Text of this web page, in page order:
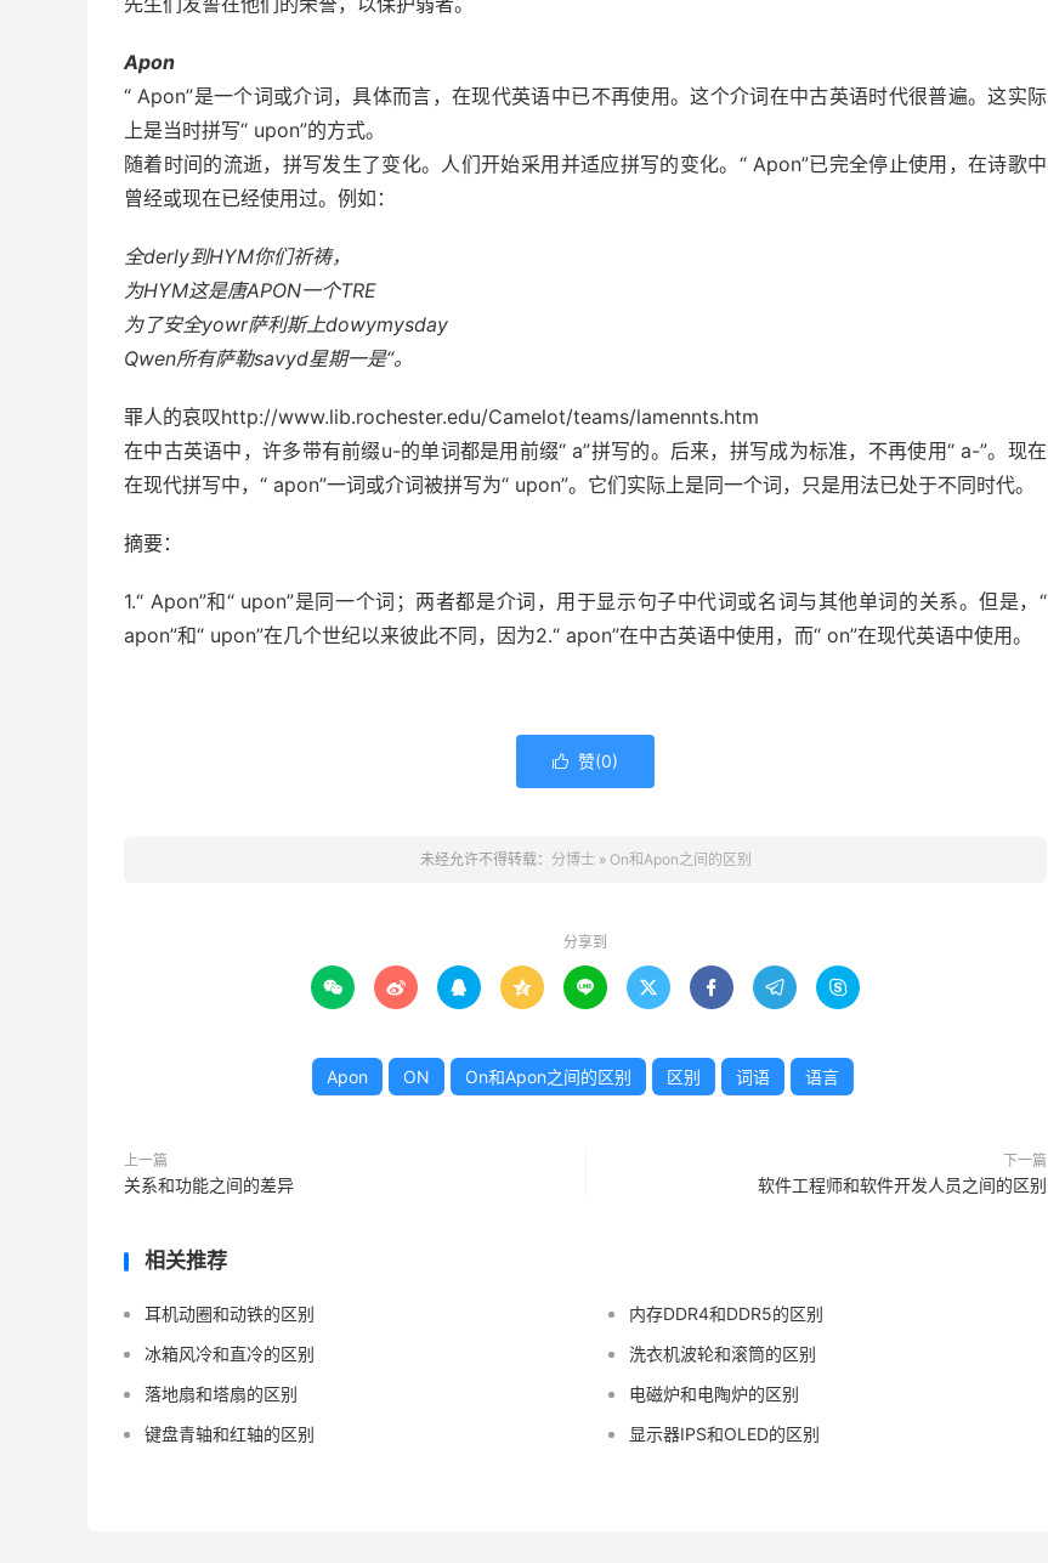
Apon
“ Apon”是一个词或介词，具体而言，在现代英语中已不再使用。这个介词在中古英语时代很普遍。这实际
上是当时拼写“ upon”的方式。
随着时间的流逝，拼写发生了变化。人们开始采用并适应拼写的变化。“ Apon”已完全停止使用，在诗歌中
曾经或现在已经使用过。例如：
全derly到HYM你们祈祷，
为HYM这是唐APON一个TRE
为了安全yowr萨利斯上dowymysday
Qwen所有萨勒savyd星期一是“。
罪人的哀叹http://www.lib.rochester.edu/Camelot/teams/lamennts.htm
在中古英语中，许多带有前缀u-的单词都是用前缀“ a”拼写的。后来，拼写成为标准，不再使用“ a-”。现在
在现代拼写中，“ apon”一词或介词被拼写为“ upon”。它们实际上是同一个词，只是用法已处于不同时代。
摘要：
1.“ Apon”和“ upon”是同一个词；两者都是介词，用于显示句子中代词或名词与其他单词的关系。但是，“
apon”和“ upon”在几个世纪以来彼此不同，因为2.“ apon”在中古英语中使用，而“ on”在现代英语中使用。
 赞(0)
未经允许不得转载： 分博士» On和Apon之间的区别
分享到
        
Apon ON On和Apon之间的区别 区别 词语 语言
上一篇
关系和功能之间的差异
下一篇
软件工程师和软件开发人员之间的区别
相关推荐
耳机动圈和动铁的区别
内存DDR4和DDR5的区别
冰箱风冷和直冷的区别
洗衣机波轮和滚筒的区别
落地扇和塔扇的区别
电磁炉和电陶炉的区别
键盘青轴和红轴的区别
显示器IPS和OLED的区别